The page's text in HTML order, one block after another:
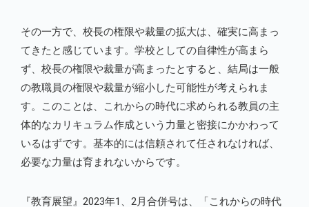
その一方で、校長の権限や裁量の拡大は、確実に高まっ
てきたと感じています。学校としての自律性が高まら
ず、校長の権限や裁量が高まったとすると、結局は一般
の教職員の権限や裁量が縮小した可能性が考えられま
す。このことは、これからの時代に求められる教員の主
体的なカリキュラム作成という力量と密接にかかわって
いるはずです。基本的には信頼されて任されなければ、
必要な力量は育まれないからです。
『教育展望』2023年1、2月合併号は、「これからの時代